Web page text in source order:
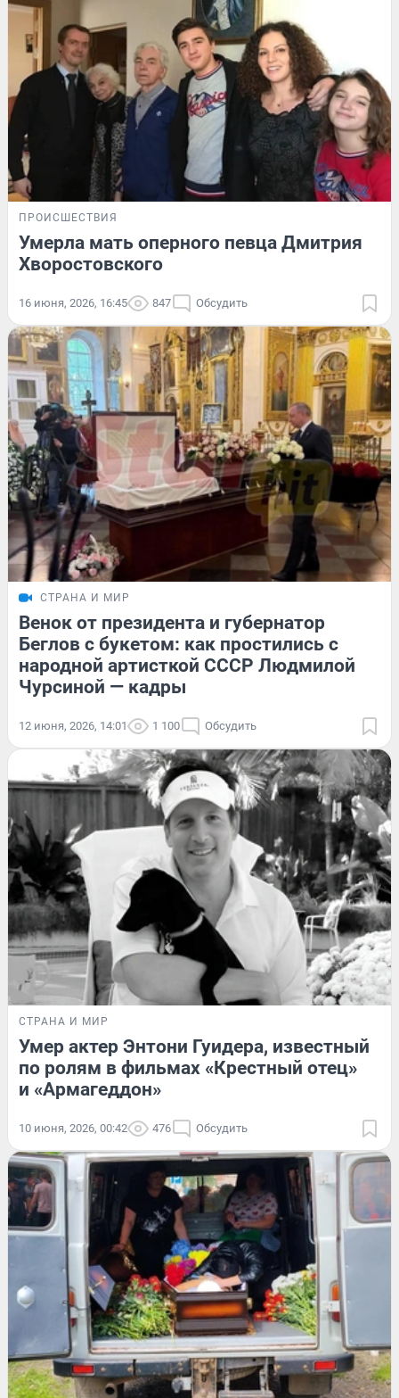
ПРОИСШЕСТВИЯ
Умерла мать оперного певца Дмитрия
Хворостовского
16 июня, 2026, 16:45 847 Обсудить
СТРАНА И МИР
Венок от президента и губернатор
Беглов с букетом: как простились с
народной артисткой СССР Людмилой
Чурсиной — кадры
12 июня, 2026, 14:01 1 100 Обсудить
СТРАНА И МИР
Умер актер Энтони Гуидера, известный
по ролям в фильмах «Крестный отец»
и «Армагеддон»
10 июня, 2026, 00:42 476 Обсудить